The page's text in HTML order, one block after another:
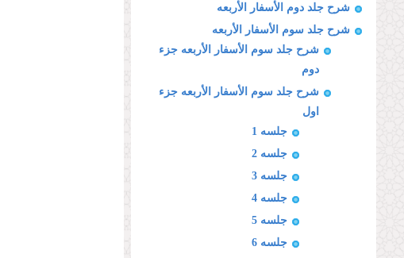
شرح جلد دوم الأسفار الأربعه
شرح جلد سوم الأسفار الأربعه
شرح جلد سوم الأسفار الأربعه جزء
دوم
شرح جلد سوم الأسفار الأربعه جزء
اول
جلسه 1
جلسه 2
جلسه 3
جلسه 4
جلسه 5
جلسه 6